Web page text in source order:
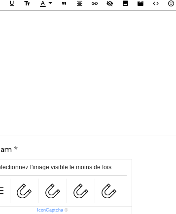
l'image visible le moins de fois
IconCaptcha ©